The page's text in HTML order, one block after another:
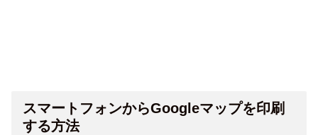
スマートフォンからGoogleマップを印刷
する方法